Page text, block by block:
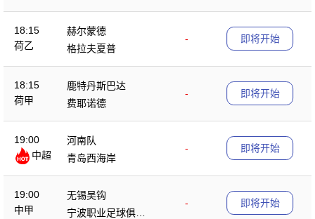
18:15
荷乙
赫尔蒙德
-
格拉夫夏普
即将开始
18:15
荷甲
鹿特丹斯巴达
-
费耶诺德
即将开始
19:00
中超
河南队
-
青岛西海岸
即将开始
19:00
中甲
无锡吴钩
-
宁波职业足球俱乐
即将开始